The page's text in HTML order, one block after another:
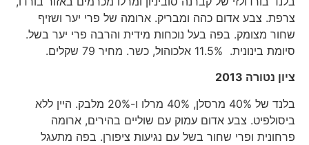
צרפת. צבע אדום כהה ומבריק. ארומה של פרי יער ושזיף
שחור מצומק. בפה בעל נוכחות מידית והרבה פרי יער בשל.
סיומת בינונית. 11.5% אלכוהול, כשר. מחיר 79 שקלים.
ציון נטורה 2013
בלנד של 40% מרסלן, 40% מרלו ו-20% מלבק. היין ללא
ביסולפיט. צבע אדום עמוק עם שוליים בהירים, ארומה
פרחונית ופרי שחור בשל עם נגיעות ציפורן. בפה מתעגל